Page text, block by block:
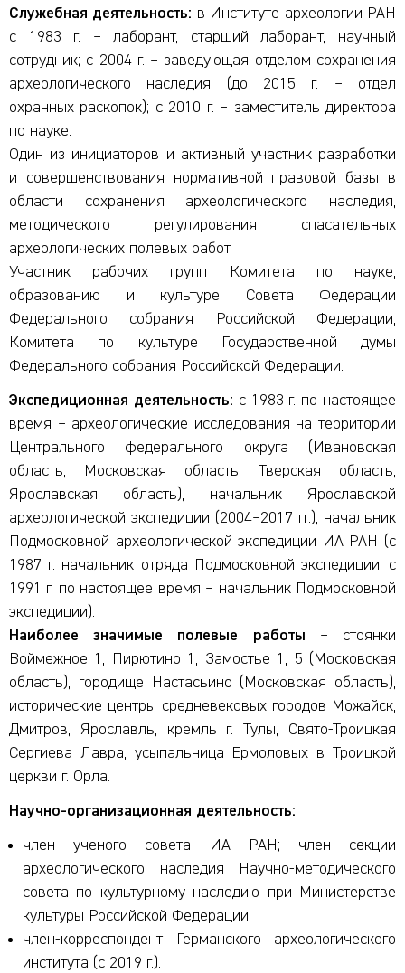
Служебная деятельность: в Институте археологии РАН
с 1983 г. – лаборант, старший лаборант, научный
сотрудник; с 2004 г. – заведующая отделом сохранения
археологического наследия (до 2015 г. – отдел
охранных раскопок); с 2010 г. – заместитель директора
по науке.
Один из инициаторов и активный участник разработки
и совершенствования нормативной правовой базы в
области сохранения археологического наследия,
методического регулирования спасательных
археологических полевых работ.
Участник рабочих групп Комитета по науке,
образованию и культуре Совета Федерации
Федерального собрания Российской Федерации,
Комитета по культуре Государственной думы
Федерального собрания Российской Федерации.
Экспедиционная деятельность: с 1983 г. по настоящее
время – археологические исследования на территории
Центрального федерального округа (Ивановская
область, Московская область, Тверская область,
Ярославская область), начальник Ярославской
археологической экспедиции (2004–2017 гг.), начальник
Подмосковной археологической экспедиции ИА РАН (с
1987 г. начальник отряда Подмосковной экспедиции; с
1991 г. по настоящее время – начальник Подмосковной
экспедиции).
Наиболее значимые полевые работы – стоянки
Воймежное 1, Пирютино 1, Замостье 1, 5 (Московская
область), городище Настасьино (Московская область),
исторические центры средневековых городов Можайск,
Дмитров, Ярославль, кремль г. Тулы, Свято-Троицкая
Сергиева Лавра, усыпальница Ермоловых в Троицкой
церкви г. Орла.
Научно-организационная деятельность:
член ученого совета ИА РАН; член секции
археологического наследия Научно-методического
совета по культурному наследию при Министерстве
культуры Российской Федерации.
член-корреспондент Германского археологического
института (с 2019 г.).